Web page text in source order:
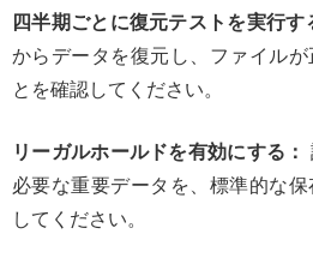
四半期ごとに復元テストを実行す
からデータを復元し、ファイル
とを確認してください。
リーガルホールドを有効にする：
必要な重要データを、標準的な
してください。